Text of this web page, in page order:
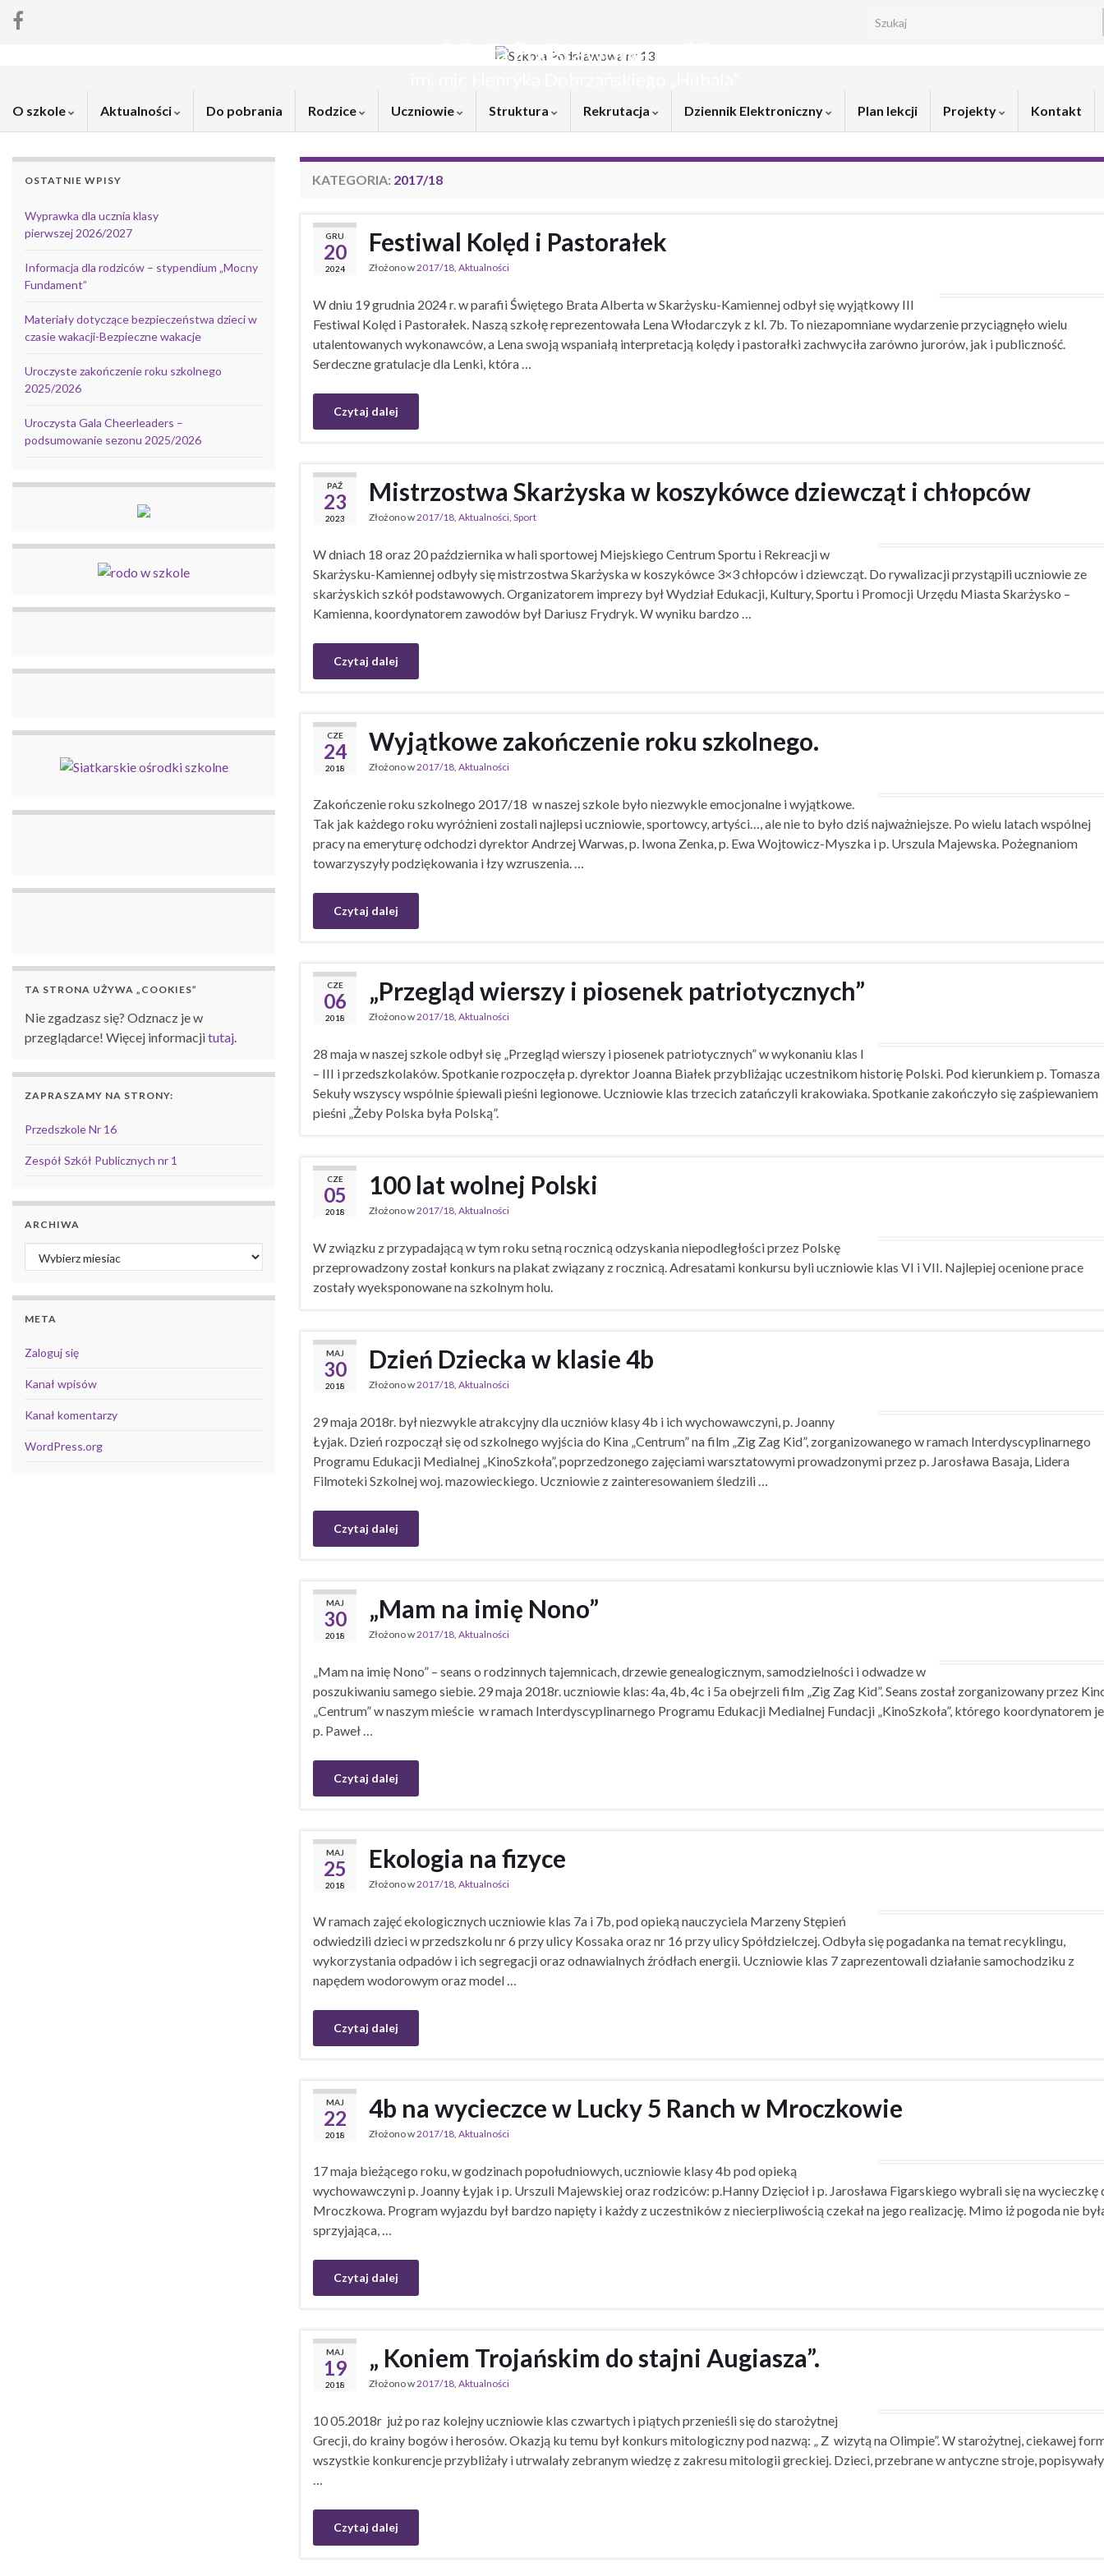
Search for:
Szkoła Podstawowa nr 13
O szkole Aktualności Do pobrania Rodzice Uczniowie Struktura Rekrutacja Dziennik Elektroniczny Plan lekcji Projekty Kontakt
KATEGORIA: 2017/18
GRU
20
2024
Festiwal Kolęd i Pastorałek
Złożono w2017/18, Aktualności
W dniu 19 grudnia 2024 r. w parafii Świętego Brata Alberta w Skarżysku-Kamiennej odbył się wyjątkowy III
Festiwal Kolęd i Pastorałek. Naszą szkołę reprezentowała Lena Włodarczyk z kl. 7b. To niezapomniane wydarzenie przyciągnęło wielu
utalentowanych wykonawców, a Lena swoją wspaniałą interpretacją kolędy i pastorałki zachwyciła zarówno jurorów, jak i publiczność.
Serdeczne gratulacje dla Lenki, która …
Czytaj dalej
PAŹ
23
2023
Mistrzostwa Skarżyska w koszykówce dziewcząt i chłopców
Złożono w2017/18, Aktualności, Sport
W dniach 18 oraz 20 października w hali sportowej Miejskiego Centrum Sportu i Rekreacji w
Skarżysku-Kamiennej odbyły się mistrzostwa Skarżyska w koszykówce 3×3 chłopców i dziewcząt. Do rywalizacji przystąpili uczniowie ze
skarżyskich szkół podstawowych. Organizatorem imprezy był Wydział Edukacji, Kultury, Sportu i Promocji Urzędu Miasta Skarżysko –
Kamienna, koordynatorem zawodów był Dariusz Frydryk. W wyniku bardzo …
Czytaj dalej
CZE
24
2018
Wyjątkowe zakończenie roku szkolnego.
Złożono w2017/18, Aktualności
Zakończenie roku szkolnego 2017/18 w naszej szkole było niezwykle emocjonalne i wyjątkowe.
Tak jak każdego roku wyróżnieni zostali najlepsi uczniowie, sportowcy, artyści…, ale nie to było dziś najważniejsze. Po wielu latach wspólnej
pracy na emeryturę odchodzi dyrektor Andrzej Warwas, p. Iwona Zenka, p. Ewa Wojtowicz-Myszka i p. Urszula Majewska. Pożegnaniom
towarzyszyły podziękowania i łzy wzruszenia. …
Czytaj dalej
CZE
06
2018
„Przegląd wierszy i piosenek patriotycznych”
Złożono w2017/18, Aktualności
28 maja w naszej szkole odbył się „Przegląd wierszy i piosenek patriotycznych” w wykonaniu klas I
– III i przedszkolaków. Spotkanie rozpoczęła p. dyrektor Joanna Białek przybliżając uczestnikom historię Polski. Pod kierunkiem p. Tomasza
Sekuły wszyscy wspólnie śpiewali pieśni legionowe. Uczniowie klas trzecich zatańczyli krakowiaka. Spotkanie zakończyło się zaśpiewaniem
pieśni „Żeby Polska była Polską”.
CZE
05
2018
100 lat wolnej Polski
Złożono w2017/18, Aktualności
W związku z przypadającą w tym roku setną rocznicą odzyskania niepodległości przez Polskę
przeprowadzony został konkurs na plakat związany z rocznicą. Adresatami konkursu byli uczniowie klas VI i VII. Najlepiej ocenione prace
zostały wyeksponowane na szkolnym holu.
MAJ
30
2018
Dzień Dziecka w klasie 4b
Złożono w2017/18, Aktualności
29 maja 2018r. był niezwykle atrakcyjny dla uczniów klasy 4b i ich wychowawczyni, p. Joanny
Łyjak. Dzień rozpoczął się od szkolnego wyjścia do Kina „Centrum” na film „Zig Zag Kid”, zorganizowanego w ramach Interdyscyplinarnego
Programu Edukacji Medialnej „KinoSzkoła”, poprzedzonego zajęciami warsztatowymi prowadzonymi przez p. Jarosława Basaja, Lidera
Filmoteki Szkolnej woj. mazowieckiego. Uczniowie z zainteresowaniem śledzili …
Czytaj dalej
MAJ
30
2018
„Mam na imię Nono”
Złożono w2017/18, Aktualności
„Mam na imię Nono” – seans o rodzinnych tajemnicach, drzewie genealogicznym, samodzielności i odwadze w
poszukiwaniu samego siebie. 29 maja 2018r. uczniowie klas: 4a, 4b, 4c i 5a obejrzeli film „Zig Zag Kid”. Seans został zorganizowany przez
„Centrum” w naszym mieście w ramach Interdyscyplinarnego Programu Edukacji Medialnej Fundacji „KinoSzkoła”, którego koordynatorem
p. Paweł …
Czytaj dalej
MAJ
25
2018
Ekologia na fizyce
Złożono w2017/18, Aktualności
W ramach zajęć ekologicznych uczniowie klas 7a i 7b, pod opieką nauczyciela Marzeny Stępień
odwiedzili dzieci w przedszkolu nr 6 przy ulicy Kossaka oraz nr 16 przy ulicy Spółdzielczej. Odbyła się pogadanka na temat recyklingu,
wykorzystania odpadów i ich segregacji oraz odnawialnych źródłach energii. Uczniowie klas 7 zaprezentowali działanie samochodziku z
napędem wodorowym oraz model …
Czytaj dalej
MAJ
22
2018
4b na wycieczce w Lucky 5 Ranch w Mroczkowie
Złożono w2017/18, Aktualności
17 maja bieżącego roku, w godzinach popołudniowych, uczniowie klasy 4b pod opieką
wychowawczyni p. Joanny Łyjak i p. Urszuli Majewskiej oraz rodziców: p.Hanny Dzięcioł i p. Jarosława Figarskiego wybrali się na wycieczkę
Mroczkowa. Program wyjazdu był bardzo napięty i każdy z uczestników z niecierpliwością czekał na jego realizację. Mimo iż pogoda nie
sprzyjająca, …
Czytaj dalej
MAJ
19
2018
„ Koniem Trojańskim do stajni Augiasza”.
Złożono w2017/18, Aktualności
10 05.2018r już po raz kolejny uczniowie klas czwartych i piątych przenieśli się do starożytnej
Grecji, do krainy bogów i herosów. Okazją ku temu był konkurs mitologiczny pod nazwą: „ Z wizytą na Olimpie”. W starożytnej, ciekawej
wszystkie konkurencje przybliżały i utrwalały zebranym wiedzę z zakresu mitologii greckiej. Dzieci, przebrane w antyczne stroje,
…
Czytaj dalej
OSTATNIE WPISY
Wyprawka dla ucznia klasy
pierwszej 2026/2027
Informacja dla rodziców – stypendium „Mocny
Fundament”
Materiały dotyczące bezpieczeństwa dzieci w
czasie wakacji-Bezpieczne wakacje
Uroczyste zakończenie roku szkolnego
2025/2026
Uroczysta Gala Cheerleaders –
podsumowanie sezonu 2025/2026
TA STRONA UŻYWA „COOKIES”
Nie zgadzasz się? Odznacz je w
przeglądarce! Więcej informacjitutaj.
ZAPRASZAMY NA STRONY:
Przedszkole Nr 16
Zespół Szkół Publicznych nr 1
ARCHIWA
Archiwa
META
Zaloguj się
Kanał wpisów
Kanał komentarzy
WordPress.org